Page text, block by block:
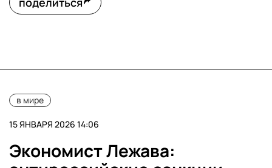
в мире
15 ЯНВАРЯ 2026 14:06
Экономист Лежава: